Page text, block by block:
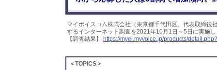
マイボイスコム株式会社（東京都千代田区、代表取締
するインターネット調査を2021年10月1日～5日に実施
【調査結果】
https://myel.myvoice.jp/products/
＜TOPICS＞